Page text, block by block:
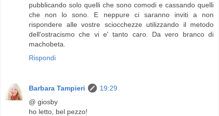
pubblicando solo quelli che sono comodi e cassando quelli
che non lo sono. E neppure ci saranno inviti a non
rispondere alle vostre sciocchezze utilizzando il metodo
dell'ostracismo che vi e' tanto caro. Da vero branco di
machobeta.
Rispondi
Barbara Tampieri
19:29
@ giosby
ho letto, bel pezzo!